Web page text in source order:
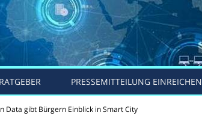
RATGEBER PRESSEMITTEILUNG EINREICHEN
Data gibt Bürgern Einblick in Smart City